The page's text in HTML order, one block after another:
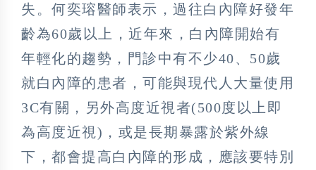
失。何奕瑢醫師表示，過往白內障好發年
齡為60歲以上，近年來，白內障開始有
年輕化的趨勢，門診中有不少40、50歲
就白內障的患者，可能與現代人大量使用
3C有關，另外高度近視者(500度以上即
為高度近視)，或是長期暴露於紫外線
下，都會提高白內障的形成，應該要特別